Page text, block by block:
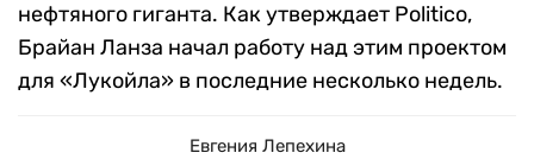
нефтяного гиганта. Как утверждает Politico,
Брайан Ланза начал работу над этим проектом
для «Лукойла» в последние несколько недель.
Евгения Лепехина